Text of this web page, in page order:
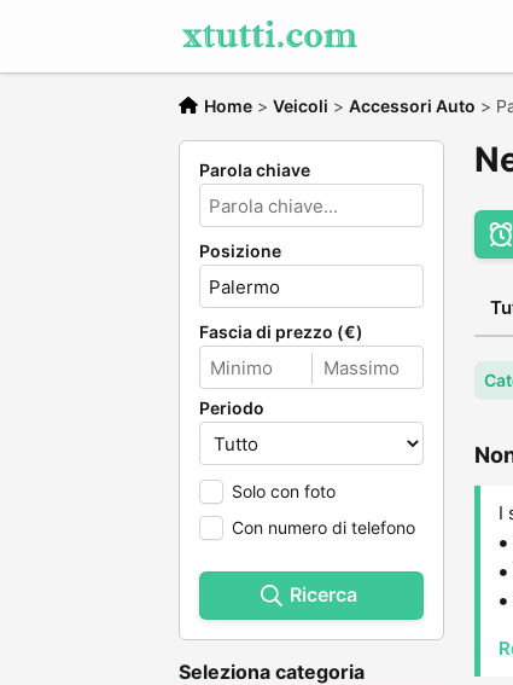
Home > Veicoli > Accessori Auto >
Parola chiave
Posizione
Fascia di prezzo (€)
Periodo
Solo con foto
Con numero di telefono
Ricerca
Seleziona categoria
I